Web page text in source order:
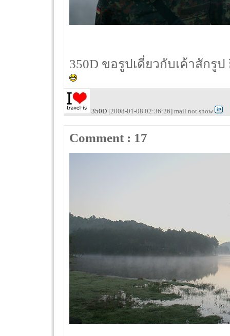
350D ขอรูปเดี่ยวกับเค้าสักรู
350D [2008-01-08 02:36:26] mail not show
Comment : 17